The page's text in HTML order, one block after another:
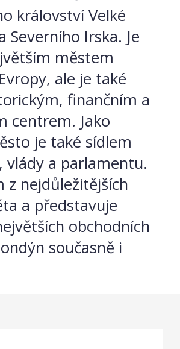
království Velké
Severního Irska. Je
městem
ale je také
finančním a
centrem. Jako
je také sídlem
vlády a parlamentu.
z nejdůležitějších
a představuje
obchodních
současně i